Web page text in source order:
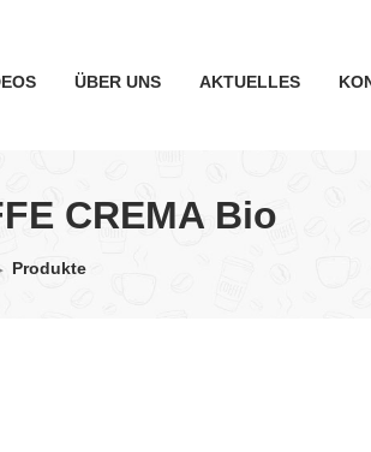
ÜBER UNS AKTUELLES
CREMA Bio
Produkte